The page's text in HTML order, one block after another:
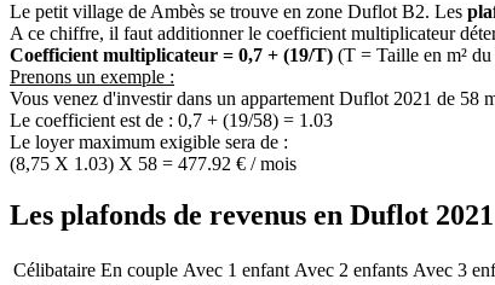
Le petit village de Ambès se trouve en zone Duflot B2. Les
A ce chiffre, il faut additionner le coefficient multiplicateur
Coefficient multiplicateur = 0,7 + (19/T) (T = Taille en m²
Prenons un exemple :
Vous venez d'investir dans un appartement Duflot 2021 de 58
Le coefficient est de : 0,7 + (19/58) = 1.03
Le loyer maximum exigible sera de :
(8,75 X 1.03) X 58 = 477.92 € / mois
Les plafonds de revenus en Duflot
Célibataire En couple Avec 1 enfant Avec 2 enfants Avec 3